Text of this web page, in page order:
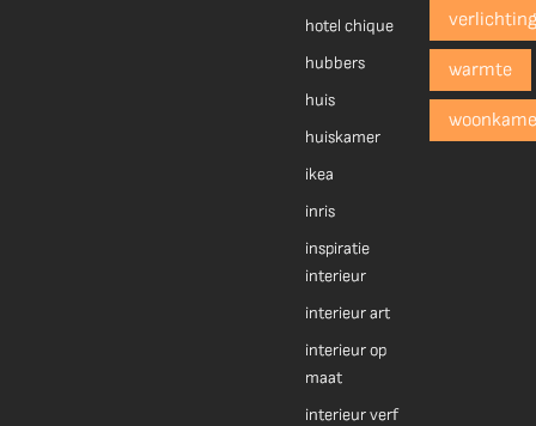
hotel chique
hubbers
huis
huiskamer
ikea
inris
inspiratie
interieur
interieur art
interieur op
maat
interieur verf
warmte